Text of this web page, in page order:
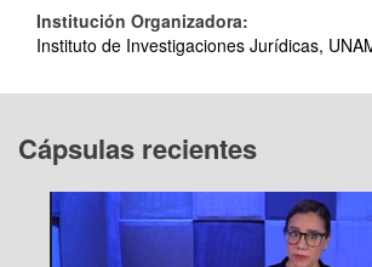
Institución Organizadora:
Instituto de Investigaciones Jurídicas,
Cápsulas recientes